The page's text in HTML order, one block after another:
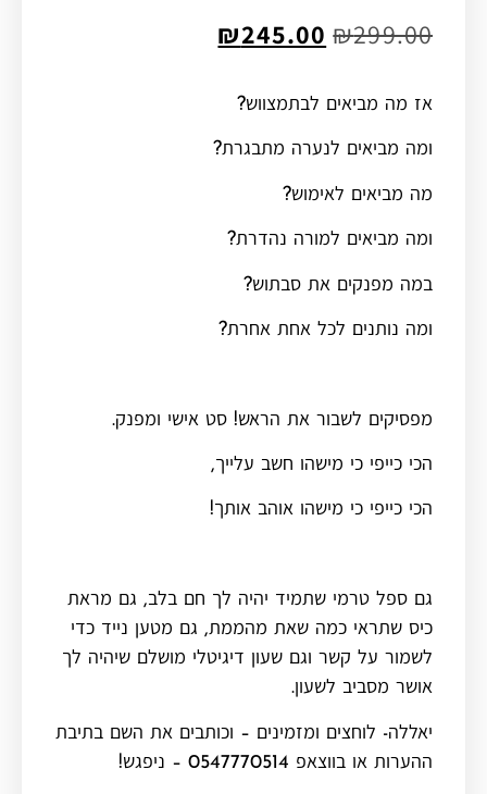
₪299.00
₪245.00
אז מה מביאים לבתמצווש?
ומה מביאים לנערה מתבגרת?
מה מביאים לאימוש?
ומה מביאים למורה נהדרת?
במה מפנקים את סבתוש?
ומה נותנים לכל אחת אחרת?
מפסיקים לשבור את הראש! סט אישי ומפנק.
הכי כייפי כי מישהו חשב עלייך,
הכי כייפי כי מישהו אוהב אותך!
גם ספל טרמי שתמיד יהיה לך חם בלב, גם מראת
כיס שתראי כמה שאת מהממת, גם מטען נייד כדי
לשמור על קשר וגם שעון דיגיטלי מושלם שיהיה לך
אושר מסביב לשעון.
יאללה- לוחצים ומזמינים – וכותבים את השם בתיבת
ההערות או בווצאפ 0547770514 – ניפגש!